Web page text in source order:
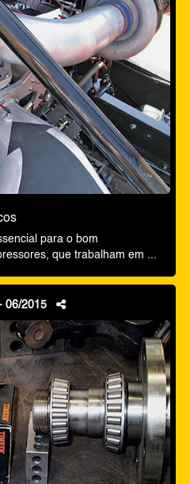
para o bom
que trabalham em ...
06/2015